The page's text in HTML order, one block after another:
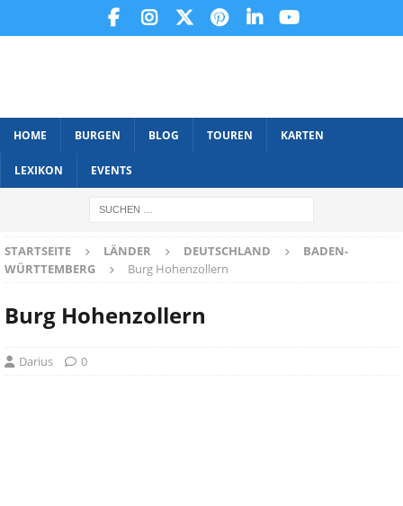
HOME BURGEN BLOG TOUREN KARTEN
LEXIKON EVENTS
STARTSEITE LÄNDER DEUTSCHLAND
BADEN-
WÜRTTEMBERG
Burg Hohenzollern
Burg Hohenzollern
Darius 0